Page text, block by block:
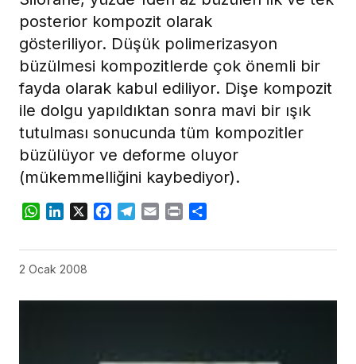
posterior kompozit olarak
gösteriliyor. Düşük polimerizasyon
büzülmesi kompozitlerde çok önemli bir
fayda olarak kabul ediliyor. Dişe kompozit
ile dolgu yapıldıktan sonra mavi bir ışık
tutulması sonucunda tüm kompozitler
büzülüyor ve deforme oluyor
(mükemmelliğini kaybediyor).
WhatsApp
LinkedIn
X Facebook
Telegram
Email Print
2 Ocak 2008